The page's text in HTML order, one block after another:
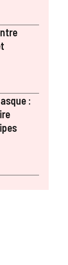
: